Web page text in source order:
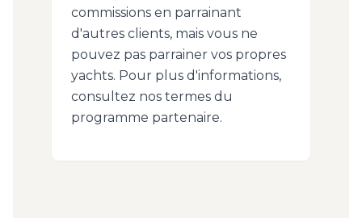
commissions en parrainant
d'autres clients, mais vous ne
pouvez pas parrainer vos propres
yachts. Pour plus d'informations,
consultez nos termes du
programme partenaire.